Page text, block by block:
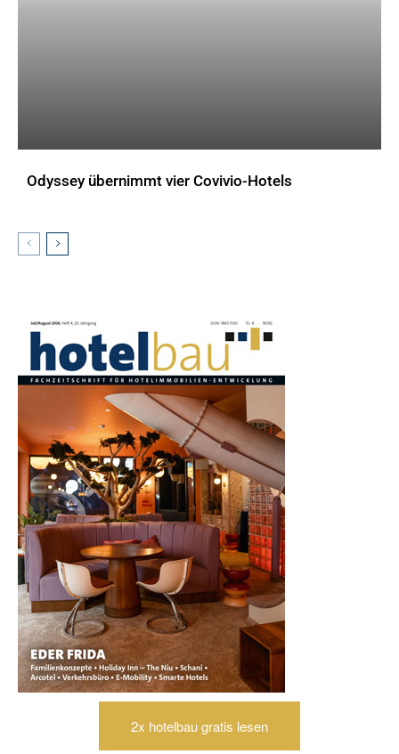
Odyssey übernimmt vier Covivio-Hotels
2x hotelbau gratis lesen